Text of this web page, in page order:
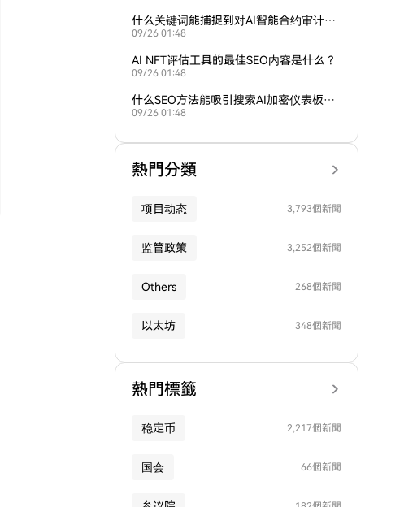
什么关键词能捕捉到对AI智能合约审计的
需求？
09/26 01:48
AI NFT评估工具的最佳SEO内容是什么？
09/26 01:48
什么SEO方法能吸引搜索AI加密仪表板的
用户？
09/26 01:48
熱門分類
项目动态 3,793個新聞
监管政策 3,252個新聞
Others 268個新聞
以太坊 348個新聞
熱門標籤
稳定币 2,217個新聞
国会 66個新聞